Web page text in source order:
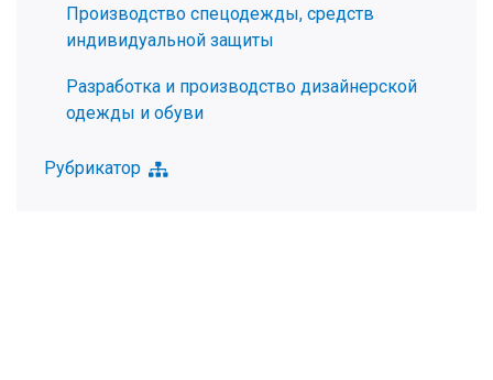
Производство спецодежды, средств
индивидуальной защиты
Разработка и производство дизайнерской
одежды и обуви
Рубрикатор